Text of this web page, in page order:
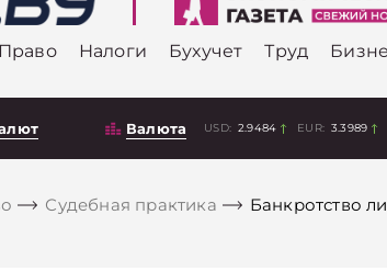
Право Налоги Бухучет Труд
Валюта USD: 2.9484 EUR: 3.3989
Судебная практика Банкротство